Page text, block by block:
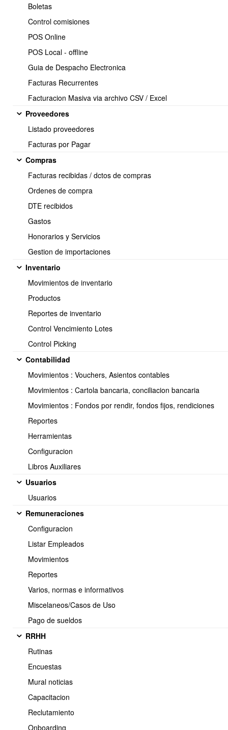
Boletas
Control comisiones
POS Online
POS Local - offline
Guia de Despacho Electronica
Facturas Recurrentes
Facturacion Masiva via archivo CSV / Excel
Proveedores
Listado proveedores
Facturas por Pagar
Compras
Facturas recibidas / dctos de compras
Ordenes de compra
DTE recibidos
Gastos
Honorarios y Servicios
Gestion de importaciones
Inventario
Movimientos de inventario
Productos
Reportes de inventario
Control Vencimiento Lotes
Control Picking
Contabilidad
Movimientos : Vouchers, Asientos contables
Movimientos : Cartola bancaria, conciliacion bancaria
Movimientos : Fondos por rendir, fondos fijos, rendiciones
Reportes
Herramientas
Configuracion
Libros Auxiliares
Usuarios
Usuarios
Remuneraciones
Configuracion
Listar Empleados
Movimientos
Reportes
Varios, normas e informativos
Miscelaneos/Casos de Uso
Pago de sueldos
RRHH
Rutinas
Encuestas
Mural noticias
Capacitacion
Reclutamiento
Onboarding
110 > Factura exportacion electronica
112 > Nota credito exportacion electronica
111 > Nota debito exportacion electronica
--- Dctos tradicionales ---
30 > Factura
32 > Factura exenta
60 > Nota credito
55 > Nota debito
50 > Guia despacho
45 > Factura de compra
101 > Factura exportacion
104 > Nota debito exportacion
914 > DIN (Declaracion de Ingreso)
4 > Nota de venta
48 > Voucher transbank
906 > Boleta Venta Modulo ZF
907 > Factura Venta Modulo ZF
10 > Boleta de Honorarios
11 > Boleta de Honorarios Electronica
21 > Boleta de Servicios Electronica
8 > Cheque
7 > Liquidacion sueldo
15 > Cargo bancario
0 > Comprobante
39 > Boleta electronica
38 > Boleta exenta
Lunes a Viernes De 08:00 a 16:00 hrs